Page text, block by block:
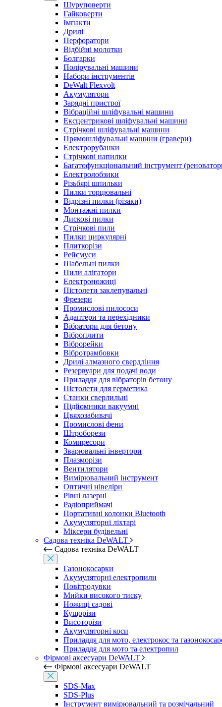
Шуруповерти
Гайковерти
Імпакти
Дрилі
Перфоратори
Відбійні молотки
Болгарки
Полірувальні машини
Набори інструментів
DeWalt Flexvolt
Акумулятори
Зарядні пристрої
Вібраційні шліфувальні машини
Ексцентрикові шліфувальні машини
Стрічкові шліфувальні машини
Прямошліфувальні машини (гравери)
Електрорубанки
Стрічкові напилки
Багатофункціональний інструмент
Електролобзики
Різьбярі шпильки
Пилки торцювальні
Відрізні пилки (різаки)
Монтажні пилки
Дискові пилки
Стрічкові пили
Пилки циркулярні
Плиткорізи
Рейсмуси
Шабельні пилки
Пили алігатори
Електроножиці
Пістолети заклепувальні
Фрезери
Промислові пилососи
Адаптери та перехідники
Вібратори для бетону
Віброплити
Віброрейки
Вібротрамбовки
Дрилі алмазного свердління
Резервуари для подачі води
Приладдя для вібраторів бетону
Пістолети для герметика
Станки сверлильні
Підйомники вакуумні
Цвяхозабивачі
Промислові фени
Штроборези
Компресори
Зварювальні інвертори
Плазморізи
Вентилятори
Вимірювальний інструмент
Оптичні нівеліри
Рівні лазерні
Радіоприймачі
Портативні колонки Bluetooth
Акумуляторні ліхтарі
Міксери будівельні
Садова техніка DeWALT
Садова техніка DeWALT
Газонокосарки
Акумуляторні електропили
Повітродувки
Мийки високого тиску
Ножиці садові
Кущорізи
Висоторізи
Акумуляторні коси
Приладдя для мото, електрокос та
Приладдя для мото та електропил
Фірмові аксесуари DeWALT
Фірмові аксесуари DeWALT
SDS-Max
SDS-Plus
Інструмент вимірювальний та розмічальний